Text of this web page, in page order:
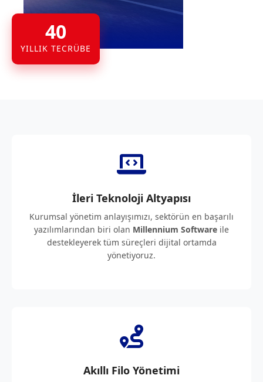
40
YILLIK TECRÜBE
İleri Teknoloji Altyapısı
Kurumsal yönetim anlayışımızı, sektörün en başarılı
yazılımlarından biri olan Millennium Software ile
destekleyerek tüm süreçleri dijital ortamda
yönetiyoruz.
Akıllı Filo Yönetimi